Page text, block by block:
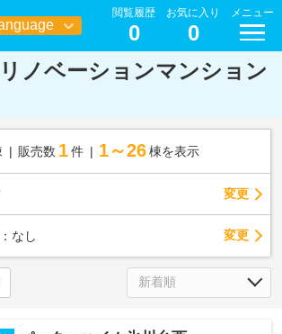
日本語
閲覧履歴
0
お気に入り
0
メニュー
ノベーションマンション
販売数 1 件 1～26 棟を表示
変更
なし 変更